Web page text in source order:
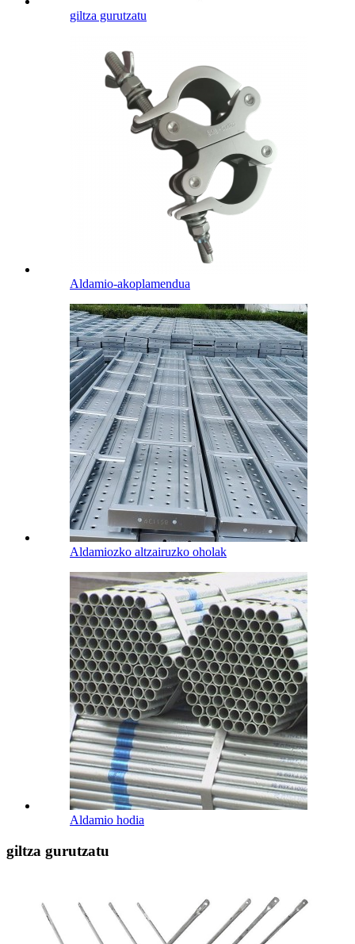
giltza gurutzatu
Aldamio-akoplamendua
Aldamiozko altzairuzko oholak
Aldamio hodia
giltza gurutzatu